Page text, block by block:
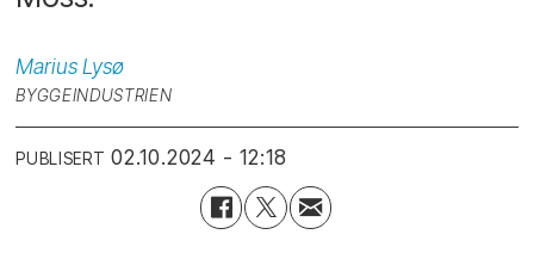
Marius Lysø
BYGGEINDUSTRIEN
PUBLISERT 02.10.2024 - 12:18